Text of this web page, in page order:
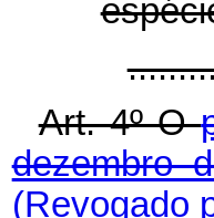
Art. 4º O
dezembro
(Revogado